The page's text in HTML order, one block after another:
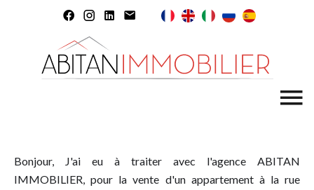
Bonjour, J'ai eu à traiter avec l'agence ABITAN
IMMOBILIER, pour la vente d'un appartement à la rue